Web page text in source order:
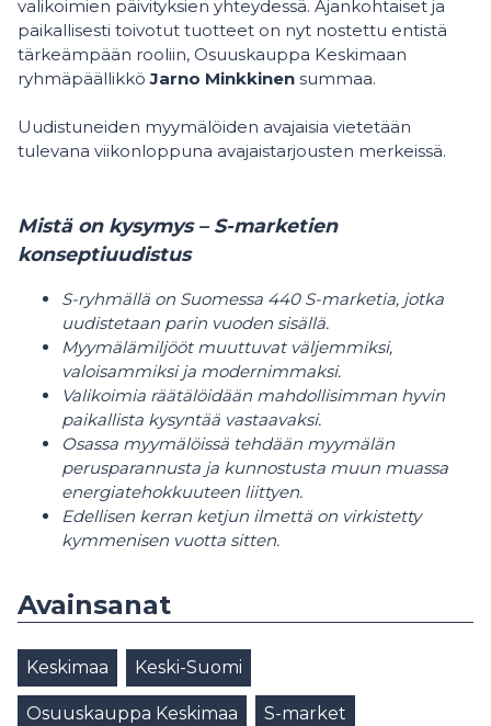
valikoimien päivityksien yhteydessä. Ajankohtaiset ja
paikallisesti toivotut tuotteet on nyt nostettu entistä
tärkeämpään rooliin, Osuuskauppa Keskimaan
ryhmäpäällikköJarno Minkkinen summaa.
Uudistuneiden myymälöiden avajaisia vietetään
tulevana viikonloppuna avajaistarjousten merkeissä.
Mistä on kysymys – S-marketien
konseptiuudistus
S-ryhmällä on Suomessa 440 S-marketia, jotka
uudistetaan parin vuoden sisällä.
Myymälämiljööt muuttuvat väljemmiksi,
valoisammiksi ja modernimmaksi.
Valikoimia räätälöidään mahdollisimman hyvin
paikallista kysyntää vastaavaksi.
Osassa myymälöissä tehdään myymälän
perusparannusta ja kunnostusta muun muassa
energiatehokkuuteen liittyen.
Edellisen kerran ketjun ilmettä on virkistetty
kymmenisen vuotta sitten.
Avainsanat
Keskimaa Keski-Suomi
Osuuskauppa Keskimaa S-market